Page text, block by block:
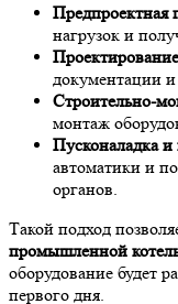
Предпроектная
нагрузок и
документации
Строительно-
монтаж
Пусконаладка
автоматики и
органов.
Такой подход
промышленной
оборудование будет
первого дня.